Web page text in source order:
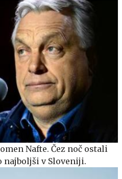
Nafte. Čez noč ostali
najboljši v Sloveniji.